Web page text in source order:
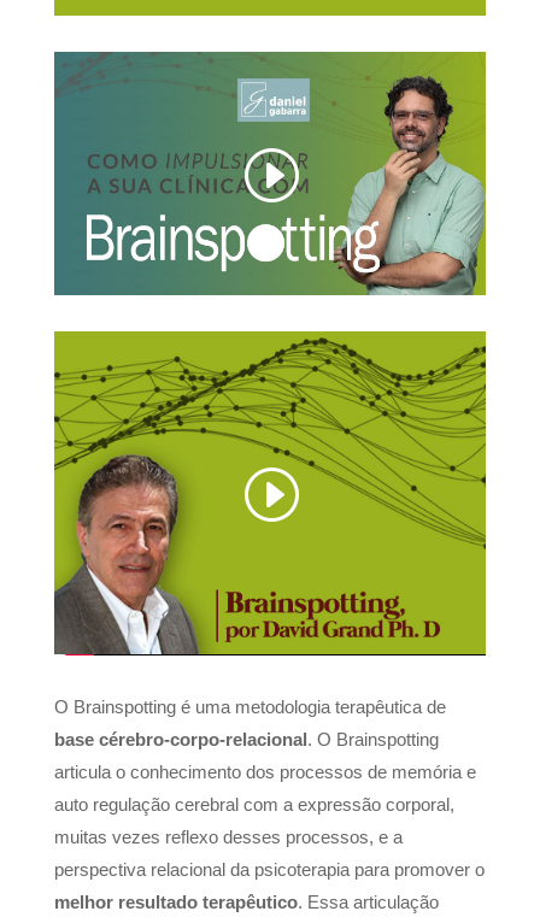
O Brainspotting é uma metodologia terapêutica de
base cérebro-corpo-relacional. O Brainspotting
articula o conhecimento dos processos de memória e
auto regulação cerebral com a expressão corporal,
muitas vezes reflexo desses processos, e a
perspectiva relacional da psicoterapia para promover o
melhor resultado terapêutico. Essa articulação